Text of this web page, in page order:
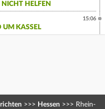
HELFEN
UM KASSEL
15:06
>>> Hessen >>> Rhein-